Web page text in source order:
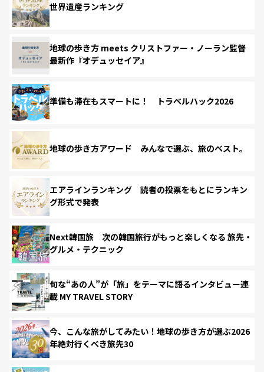
世界遺産ランキング
地球の歩き方 meets クリストファー・ノーラン監督
最新作『オデュッセイア』
準備も滞在もスマートに！ トラベルハック2026
地球の歩き方アワード みんなで選ぶ、旅のベスト。
エアラインランキング 読者の投票をもとにランキン
グ形式で発表
Next韓国旅 次の韓国旅行がもっと楽しくなる 旅先・
グルメ・テクニック
旬な“あの人”が「旅」をテーマに語るインタビュー連
載 MY TRAVEL STORY
今、こんな旅がしてみたい！地球の歩き方が選ぶ2026
年絶対行くべき旅先30